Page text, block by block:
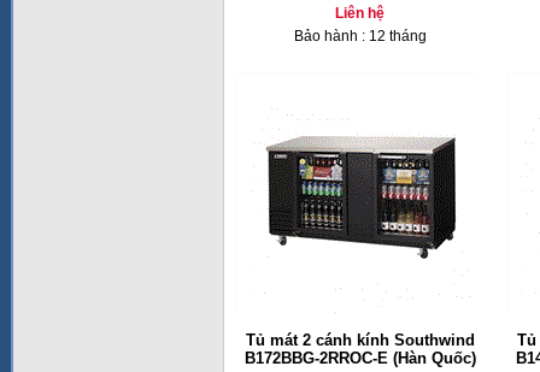
Liên hệ
Bảo hành : 12 tháng
Tủ mát 2 cánh kính Southwind
B172BBG-2RROC-E (Hàn Quốc)
Tủ